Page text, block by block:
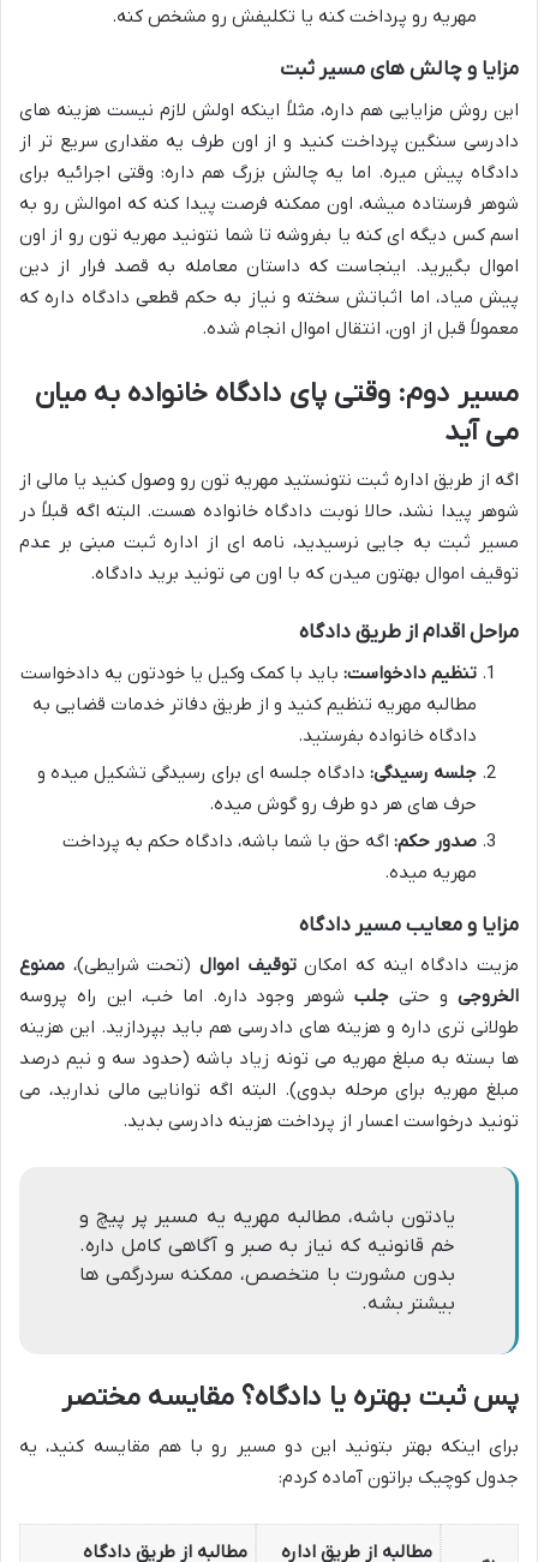
مهریه رو پرداخت کنه یا تکلیفش رو مشخص کنه.
مزایا و چالش های مسیر ثبت
این روش مزایایی هم داره، مثلاً اینکه اولش لازم نیست هزینه های
دادرسی سنگین پرداخت کنید و از اون طرف یه مقداری سریع تر از
دادگاه پیش میره. اما یه چالش بزرگ هم داره: وقتی اجرائیه برای
شوهر فرستاده میشه، اون ممکنه فرصت پیدا کنه که اموالش رو به
اسم کس دیگه ای کنه یا بفروشه تا شما نتونید مهریه تون رو از اون
اموال بگیرید. اینجاست که داستان معامله به قصد فرار از دین
پیش میاد، اما اثباتش سخته و نیاز به حکم قطعی دادگاه داره که
معمولاً قبل از اون، انتقال اموال انجام شده.
مسیر دوم: وقتی پای دادگاه خانواده به میان
می آید
اگه از طریق اداره ثبت نتونستید مهریه تون رو وصول کنید یا مالی از
شوهر پیدا نشد، حالا نوبت دادگاه خانواده هست. البته اگه قبلاً در
مسیر ثبت به جایی نرسیدید، نامه ای از اداره ثبت مبنی بر عدم
توقیف اموال بهتون میدن که با اون می تونید برید دادگاه.
مراحل اقدام از طریق دادگاه
تنظیم دادخواست: باید با کمک وکیل یا خودتون یه دادخواست
مطالبه مهریه تنظیم کنید و از طریق دفاتر خدمات قضایی به
دادگاه خانواده بفرستید.
جلسه رسیدگی: دادگاه جلسه ای برای رسیدگی تشکیل میده و
حرف های هر دو طرف رو گوش میده.
صدور حکم: اگه حق با شما باشه، دادگاه حکم به پرداخت
مهریه میده.
مزایا و معایب مسیر دادگاه
مزیت دادگاه اینه که امکانتوقیف اموال (تحت شرایطی)، ممنوع
الخروجیو حتی جلبشوهر وجود داره. اما خب، این راه پروسه
طولانی تری داره و هزینه های دادرسی هم باید بپردازید. این هزینه
ها بسته به مبلغ مهریه می تونه زیاد باشه (حدود سه و نیم درصد
مبلغ مهریه برای مرحله بدوی). البته اگه توانایی مالی ندارید، می
تونید درخواست اعسار از پرداخت هزینه دادرسی بدید.
یادتون باشه، مطالبه مهریه یه مسیر پر پیچ و
خم قانونیه که نیاز به صبر و آگاهی کامل داره.
بدون مشورت با متخصص، ممکنه سردرگمی ها
بیشتر بشه.
پس ثبت بهتره یا دادگاه؟ مقایسه مختصر
برای اینکه بهتر بتونید این دو مسیر رو با هم مقایسه کنید، یه
جدول کوچیک براتون آماده کردم:
مطالبه از طریق اداره مطالبه از طریق دادگاه